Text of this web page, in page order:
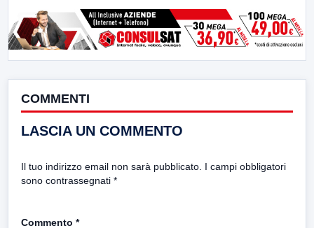
COMMENTI
LASCIA UN COMMENTO
Il tuo indirizzo email non sarà pubblicato. I campi obbligatori
sono contrassegnati *
Commento *